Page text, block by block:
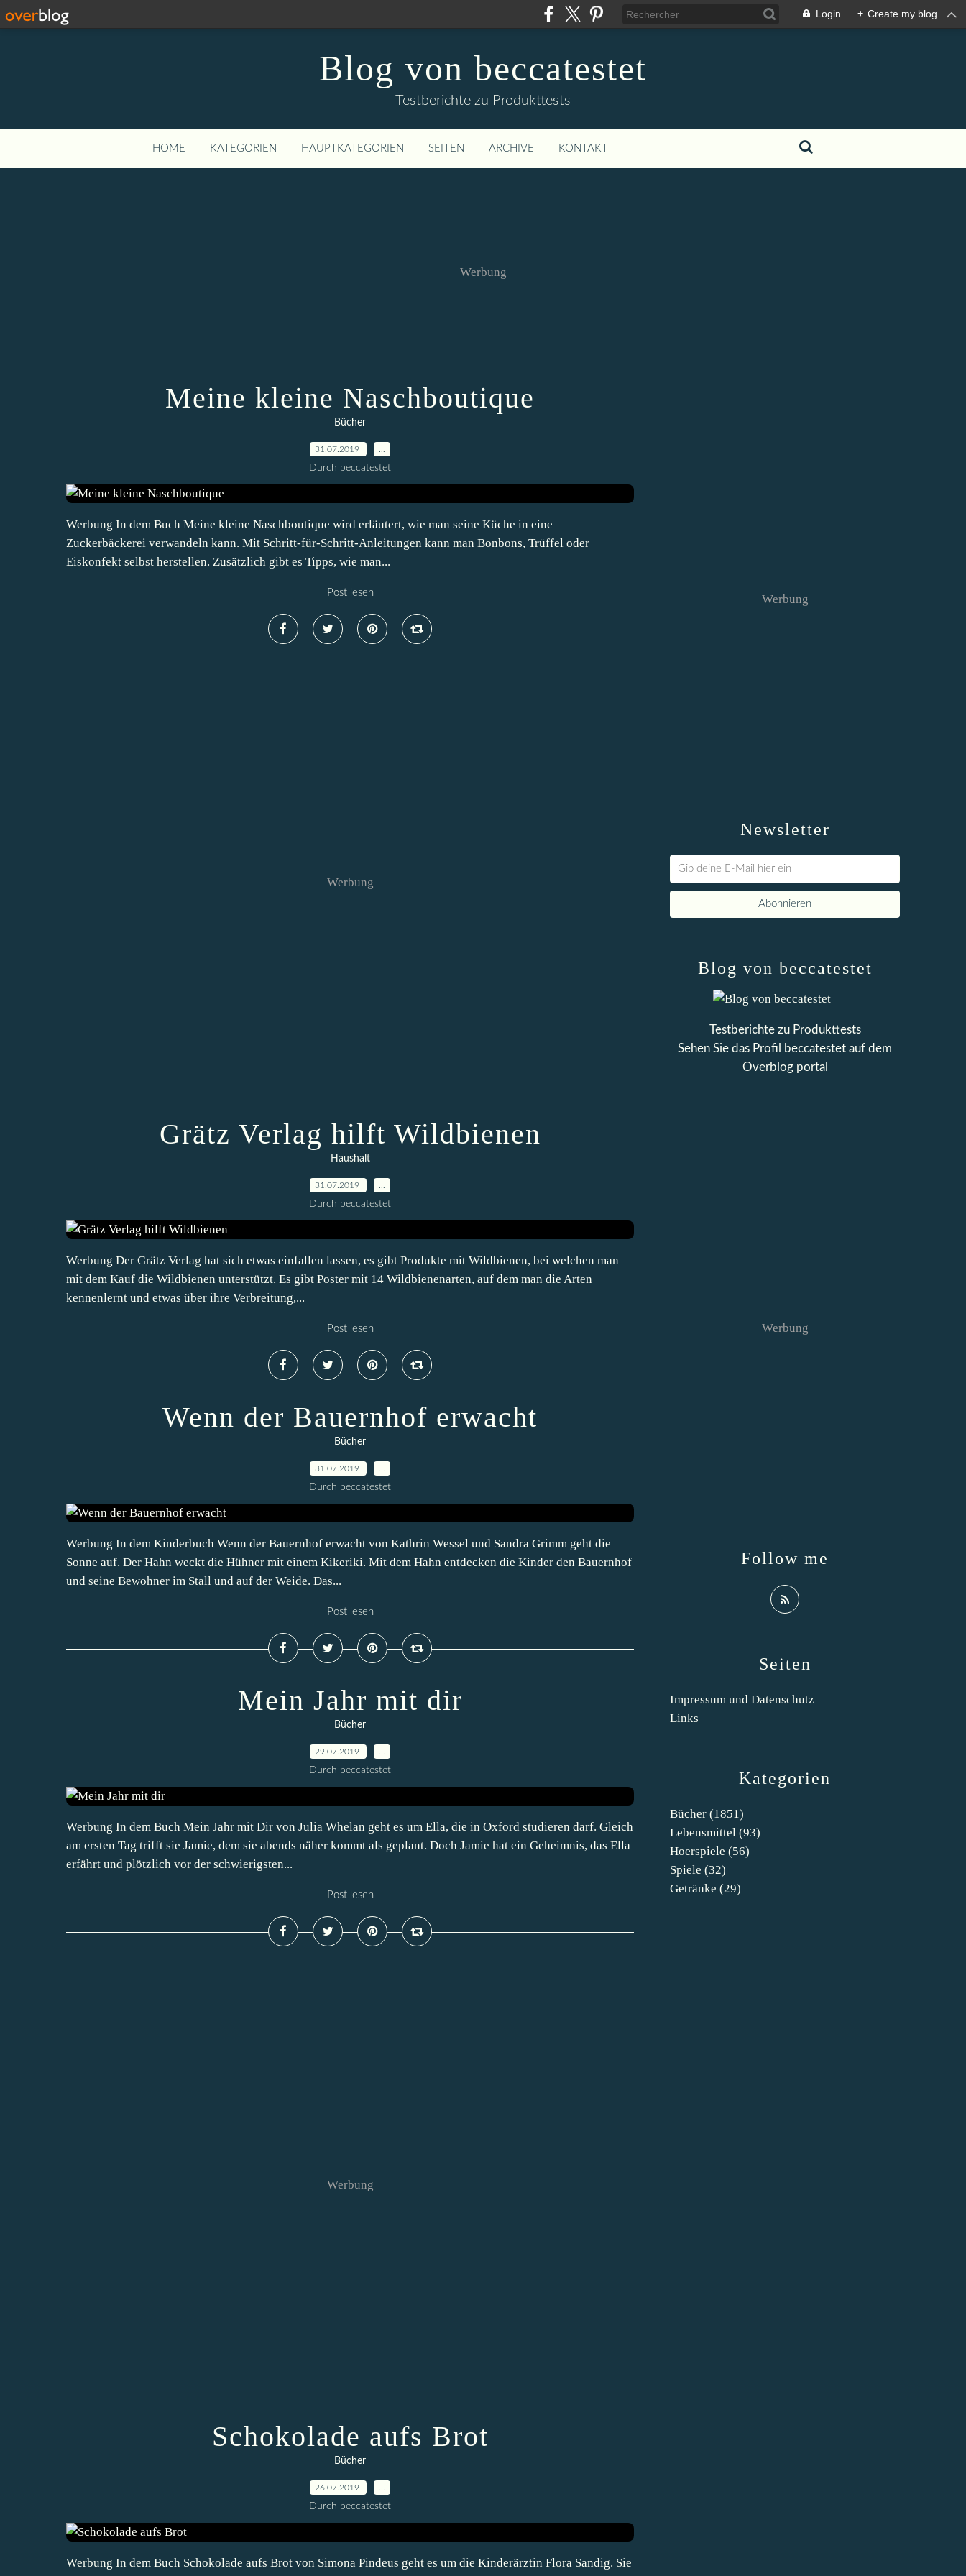
Login + Create my blog
Blog von beccatestet
Testberichte zu Produkttests
HOME KATEGORIEN HAUPTKATEGORIEN SEITEN ARCHIVE KONTAKT
Werbung
Meine kleine Naschboutique
Bücher
31.07.2019
Durch beccatestet
Werbung In dem Buch Meine kleine Naschboutique wird erläutert, wie man seine Küche in eine
Zuckerbäckerei verwandeln kann. Mit Schritt-für-Schritt-Anleitungen kann man Bonbons, Trüffel oder
Eiskonfekt selbst herstellen. Zusätzlich gibt es Tipps, wie man...
Post lesen
Werbung
Grätz Verlag hilft Wildbienen
Haushalt
31.07.2019
Durch beccatestet
Werbung Der Grätz Verlag hat sich etwas einfallen lassen, es gibt Produkte mit Wildbienen, bei welchen man
mit dem Kauf die Wildbienen unterstützt. Es gibt Poster mit 14 Wildbienenarten, auf dem man die Arten
kennenlernt und etwas über ihre Verbreitung,...
Post lesen
Wenn der Bauernhof erwacht
Bücher
31.07.2019
Durch beccatestet
Werbung In dem Kinderbuch Wenn der Bauernhof erwacht von Kathrin Wessel und Sandra Grimm geht die
Sonne auf. Der Hahn weckt die Hühner mit einem Kikeriki. Mit dem Hahn entdecken die Kinder den Bauernhof
und seine Bewohner im Stall und auf der Weide. Das...
Post lesen
Mein Jahr mit dir
Bücher
29.07.2019
Durch beccatestet
Werbung In dem Buch Mein Jahr mit Dir von Julia Whelan geht es um Ella, die in Oxford studieren darf. Gleich
am ersten Tag trifft sie Jamie, dem sie abends näher kommt als geplant. Doch Jamie hat ein Geheimnis, das Ella
erfährt und plötzlich vor der schwierigsten...
Post lesen
Werbung
Schokolade aufs Brot
Bücher
26.07.2019
Durch beccatestet
Werbung In dem Buch Schokolade aufs Brot von Simona Pindeus geht es um die Kinderärztin Flora Sandig. Sie
Newsletter
Werbung
Kategorien
Bücher (1851)
Lebensmittel (93)
Hoerspiele (56)
Spiele (32)
Getränke (29)
Seiten
Impressum und Datenschutz
Links
Blog von beccatestet
Testberichte zu Produkttests
Sehen Sie das Profil
beccatestet auf dem
Overblog portal
Follow me
Werbung